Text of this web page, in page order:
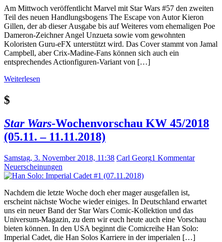
Am Mittwoch veröffentlicht Marvel mit Star Wars #57 den zweiten
Teil des neuen Handlungsbogens The Escape von Autor Kieron
Gillen, der ab dieser Ausgabe bis auf Weiteres vom ehemaligen Poe
Dameron-Zeichner Angel Unzueta sowie vom gewohnten
Koloristen Guru-eFX unterstützt wird. Das Cover stammt von Jamal
Campbell, aber Crix-Madine-Fans können sich auch ein
entsprechendes Actionfiguren-Variant von […]
Weiterlesen
$
Star Wars-Wochenvorschau KW 45/2018
(05.11. – 11.11.2018)
Samstag, 3. November 2018, 11:38 Carl Georg1 Kommentar
Neuerscheinungen
Nachdem die letzte Woche doch eher mager ausgefallen ist,
erscheint nächste Woche wieder einiges. In Deutschland erwartet
uns ein neuer Band der Star Wars Comic-Kollektion und das
Universum-Magazin, zu dem wir euch heute auch eine Vorschau
bieten können. In den USA beginnt die Comicreihe Han Solo:
Imperial Cadet, die Han Solos Karriere in der imperialen […]